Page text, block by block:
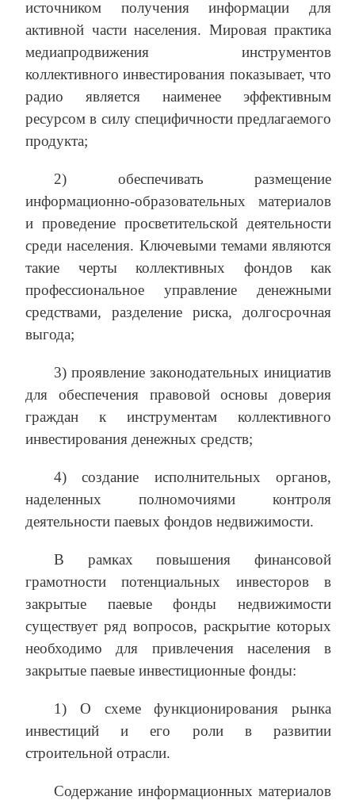
источником получения информации для
активной части населения. Мировая практика
медиапродвижения инструментов
коллективного инвестирования показывает, что
радио является наименее эффективным
ресурсом в силу специфичности предлагаемого
продукта;
2) обеспечивать размещение
информационно-образовательных материалов
и проведение просветительской деятельности
среди населения. Ключевыми темами являются
такие черты коллективных фондов как
профессиональное управление денежными
средствами, разделение риска, долгосрочная
выгода;
3) проявление законодательных инициатив
для обеспечения правовой основы доверия
граждан к инструментам коллективного
инвестирования денежных средств;
4) создание исполнительных органов,
наделенных полномочиями контроля
деятельности паевых фондов недвижимости.
В рамках повышения финансовой
грамотности потенциальных инвесторов в
закрытые паевые фонды недвижимости
существует ряд вопросов, раскрытие которых
необходимо для привлечения населения в
закрытые паевые инвестиционные фонды:
1) О схеме функционирования рынка
инвестиций и его роли в развитии
строительной отрасли.
Содержание информационных материалов